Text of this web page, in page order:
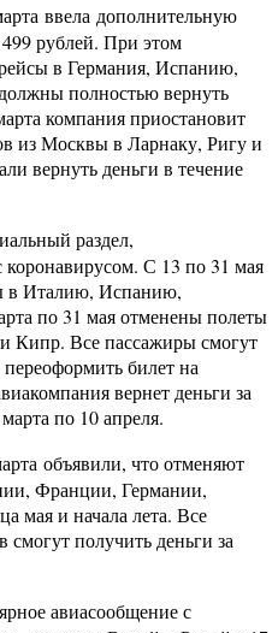
ввела дополнительную
499 рублей. При этом
в Германия, Испанию,
полностью вернуть
компания приостановит
из Москвы в Ларнаку, Ригу и
вернуть деньги в течение
раздел,
С 13 по 31 мая
в Италию, Испанию,
по 31 мая отменены полеты
Кипр. Все пассажиры смогут
билет на
вернет деньги за
по 10 апреля.
объявили, что отменяют
Франции, Германии,
мая и начала лета. Все
получить деньги за
авиасообщение с